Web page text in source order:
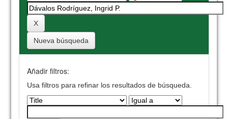
Nueva búsqueda
Añadir filtros:
Usa filtros para refinar los resultados de búsqueda.